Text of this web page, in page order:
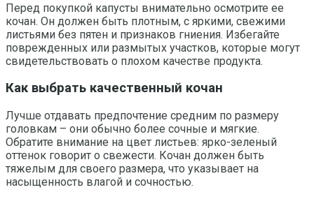
Перед покупкой капусты внимательно осмотрите ее
кочан. Он должен быть плотным, с яркими, свежими
листьями без пятен и признаков гниения. Избегайте
поврежденных или размытых участков, которые могут
свидетельствовать о плохом качестве продукта.
Как выбрать качественный кочан
Лучше отдавать предпочтение средним по размеру
головкам – они обычно более сочные и мягкие.
Обратите внимание на цвет листьев: ярко-зеленый
оттенок говорит о свежести. Кочан должен быть
тяжелым для своего размера, что указывает на
насыщенность влагой и сочностью.